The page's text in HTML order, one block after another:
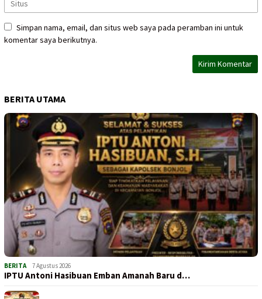
Simpan nama, email, dan situs web saya pada peramban ini untuk
komentar saya berikutnya.
BERITA UTAMA
BERITA 7 Agustus 2026
IPTU Antoni Hasibuan Emban Amanah Baru d…